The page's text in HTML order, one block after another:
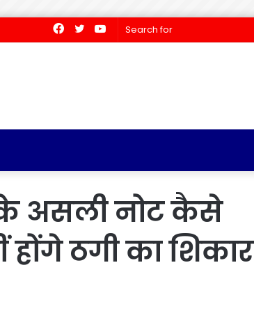
YouTube
Twitter
Facebook
के असली नोट कैसे
होंगे ठगी का शिकार